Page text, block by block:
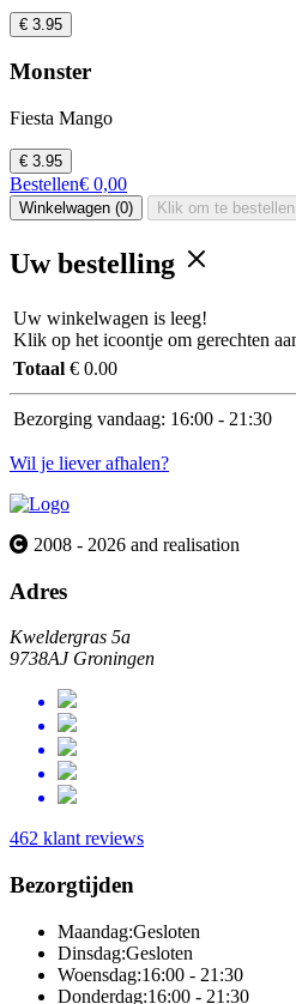
€ 3.95
Monster
Fiesta Mango
€ 3.95
Bestellen€ 0,00
Winkelwagen (0) Klik om te
Uw bestelling
Uw winkelwagen is leeg!
Klik op het icoontje om gerechten
Totaal € 0.00
Bezorging vandaag: 16:00 - 21:30
Wil je liever afhalen?
2008 - 2026 and realisation
Adres
Kweldergras 5a
9738AJ Groningen
462 klant reviews
Bezorgtijden
Maandag:Gesloten
Dinsdag:Gesloten
Woensdag:16:00 - 21:30
Donderdag:16:00 - 21:30